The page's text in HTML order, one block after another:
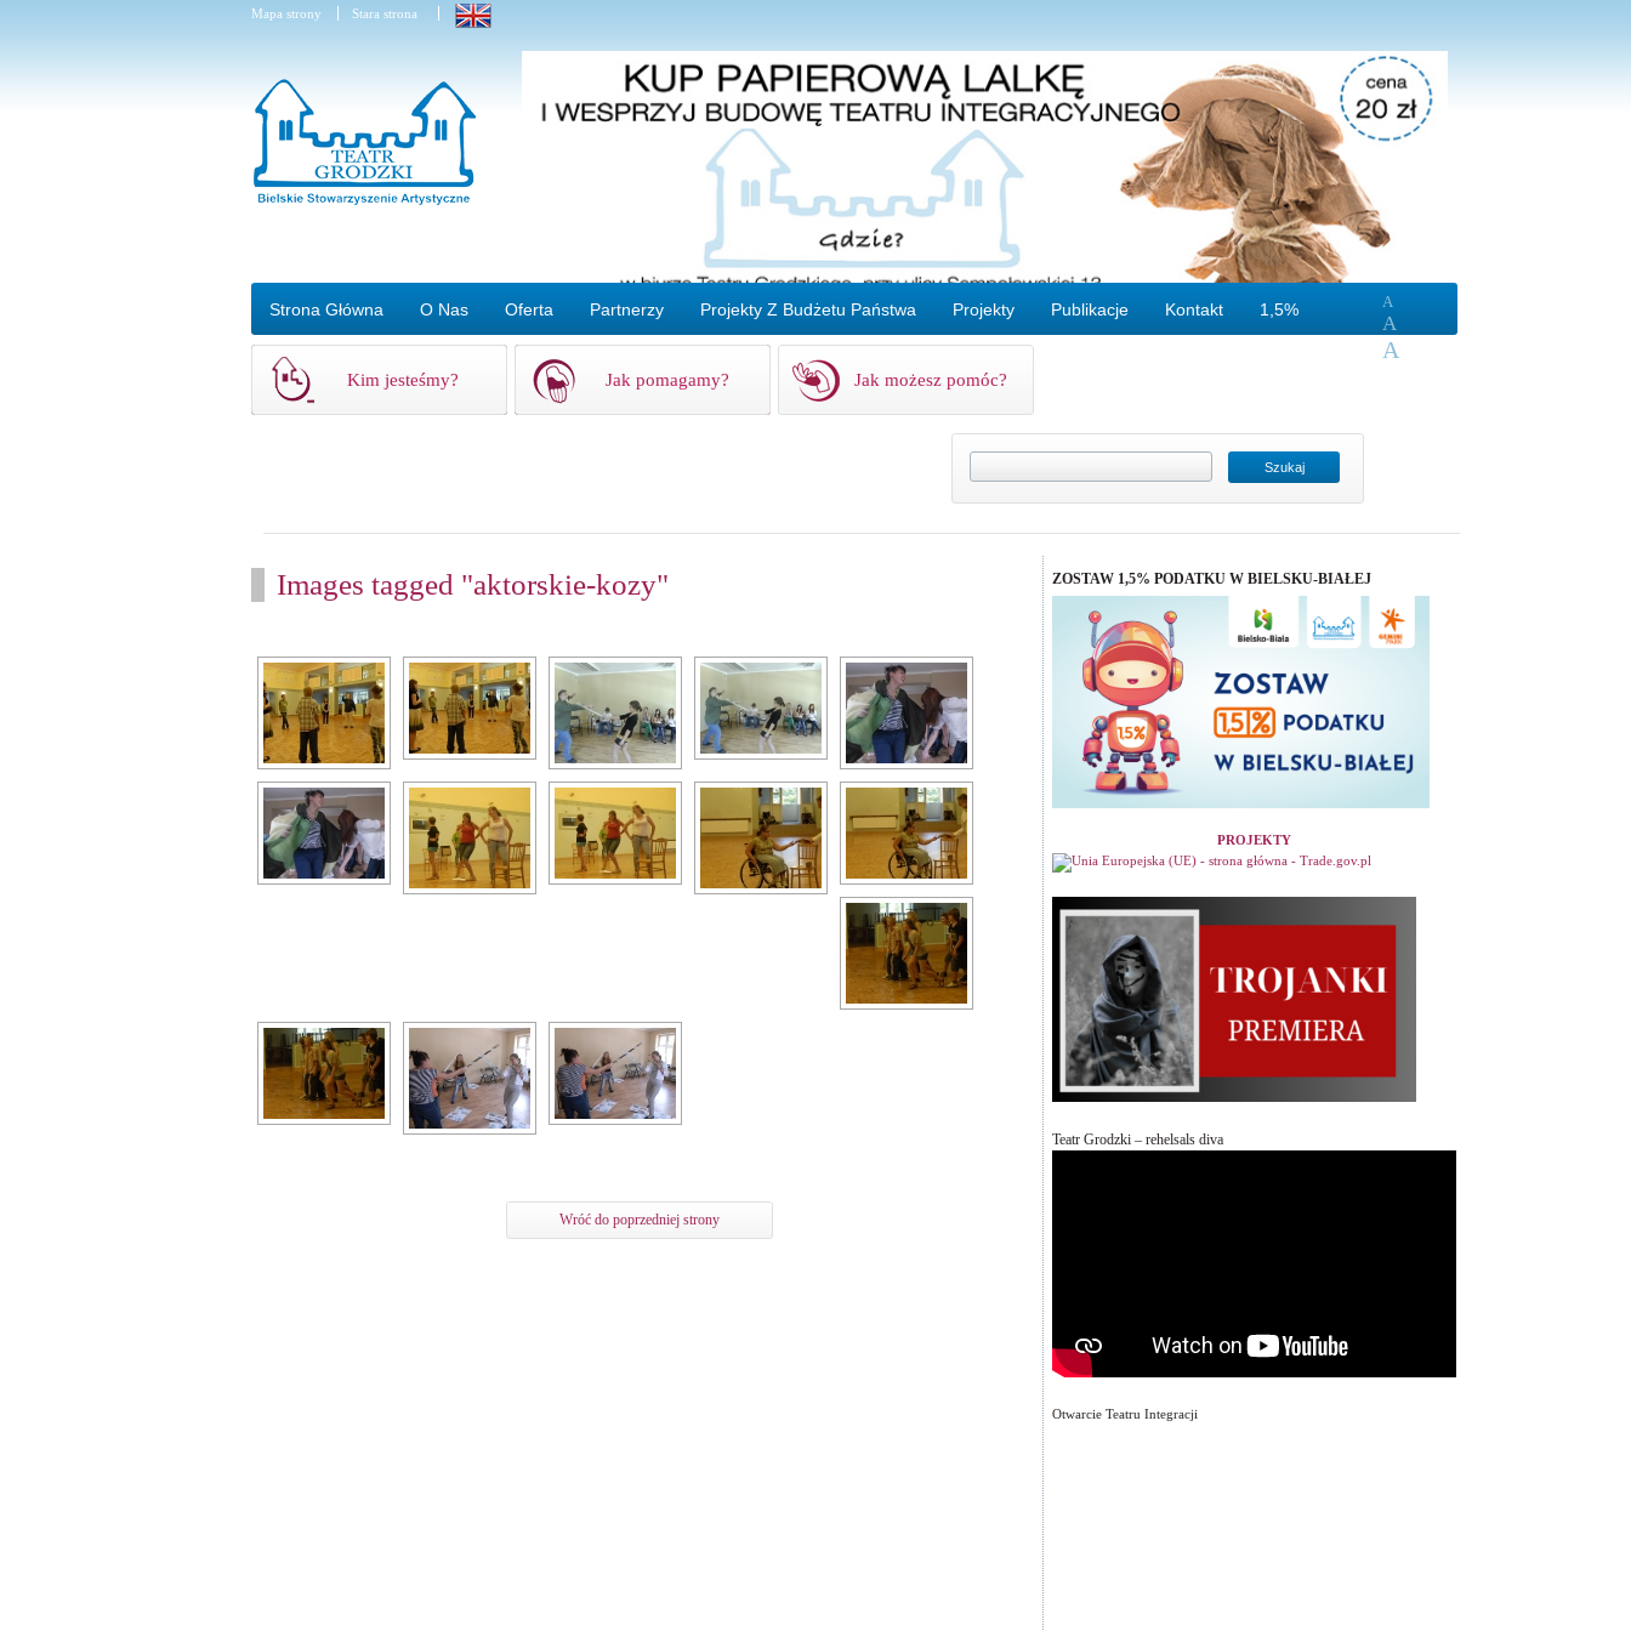
Mapa strony Stara strona
Strona Główna O Nas Oferta Partnerzy Projekty Z Budżetu Państwa Projekty Publikacje Kontakt 1,5% A
A
A
Kim jesteśmy? Jak pomagamy? Jak możesz pomóc?
Images tagged "aktorskie-kozy"
Wróć do poprzedniej strony
ZOSTAW 1,5% PODATKU W BIELSKU-BIAŁEJ
PROJEKTY
Teatr Grodzki – rehelsals diva
Otwarcie Teatru Integracji